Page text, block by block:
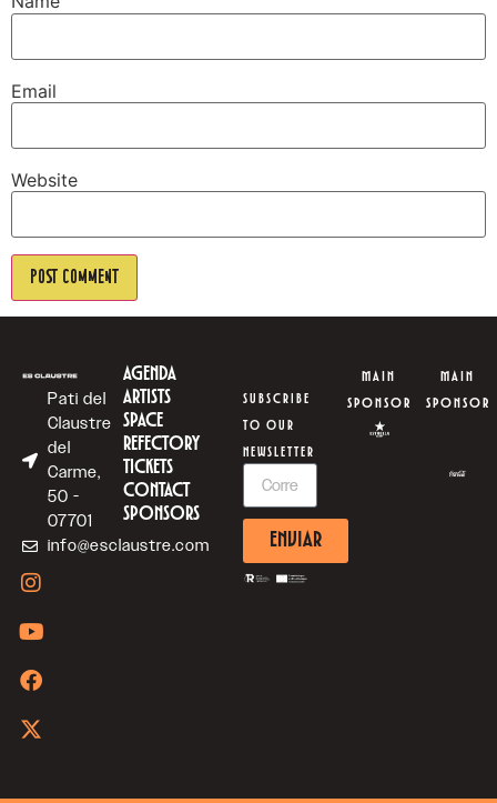
Email
Website
Pati del
Claustre
del
Carme,
50 -
07701
info@esclaustre.com
AGENDA
ARTISTS
SPACE
REFECTORY
TICKETS
CONTACT
SPONSORS
SUBSCRIBE
TO OUR
NEWSLETTER
ENVIAR
MAIN
SPONSOR
MAIN
SPONSOR